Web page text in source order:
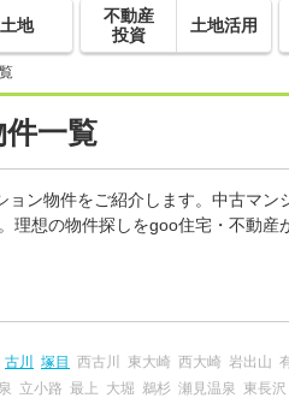
土地
不動産
投資
土地活用
一覧
ン物件をご紹介します。中古マ
想の物件探しをgoo住宅・不動産
古川 塚目 西古川 東大崎 西大崎 岩出山
立小路 最上 大堀 鵜杉 瀬見温泉 東長沢